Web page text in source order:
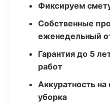
Фиксируем
Собственные
еженедельный
Гарантия до 5
работ
Аккуратность
уборка